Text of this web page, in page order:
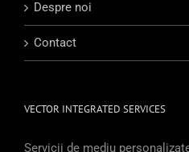
Despre noi
Contact
VECTOR INTEGRATED SERVICES
Servicii de mediu